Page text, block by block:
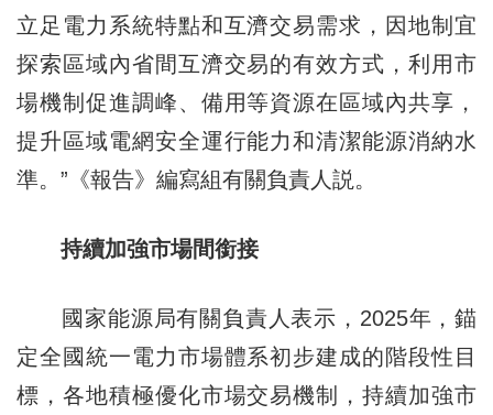
立足電力系統特點和互濟交易需求，因地制宜
探索區域內省間互濟交易的有效方式，利用市
場機制促進調峰、備用等資源在區域內共享，
提升區域電網安全運行能力和清潔能源消納水
準。”《報告》編寫組有關負責人説。
持續加強市場間銜接
國家能源局有關負責人表示，2025年，錨
定全國統一電力市場體系初步建成的階段性目
標，各地積極優化市場交易機制，持續加強市